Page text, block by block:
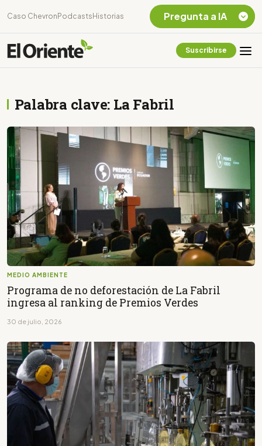
Caso Chevron Podcasts Historias
Suscribirse
Palabra clave: La Fabril
MEDIO AMBIENTE
Programa de no deforestación de La Fabril
ingresa al ranking de Premios Verdes
30 de julio, 2026
Pregunta a IA
Amazonia Ecuatoriana
¿En que consiste la
tasa minera que rige en
Ecuador?